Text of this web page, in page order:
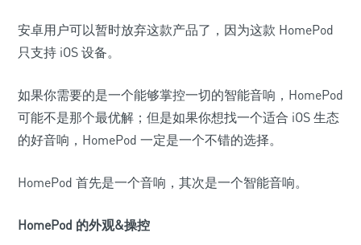
安卓用户可以暂时放弃这款产品了，因为这款 HomePod
只支持 iOS 设备。
如果你需要的是一个能够掌控一切的智能音响，HomePod
可能不是那个最优解；但是如果你想找一个适合 iOS 生态
的好音响，HomePod 一定是一个不错的选择。
HomePod 首先是一个音响，其次是一个智能音响。
HomePod 的外观&操控